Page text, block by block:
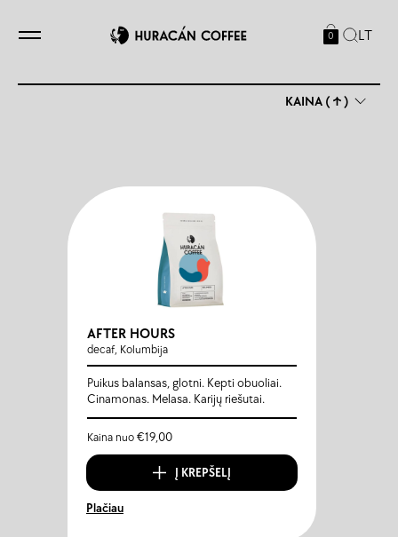
0 LT
KAINA (↑)
AFTER HOURS
decaf, Kolumbija
Puikus balansas, glotni. Kepti obuoliai.
Cinamonas. Melasa. Karijų riešutai.
Kaina nuo€19,00
Į KREPŠELĮ
Plačiau